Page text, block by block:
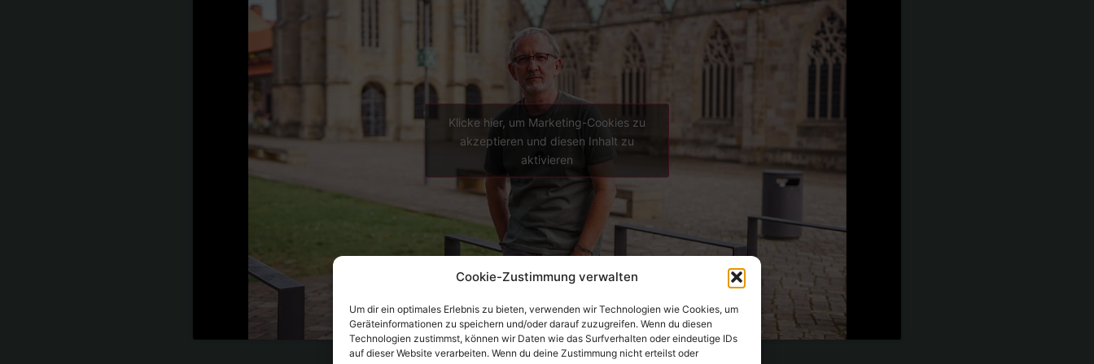
Cookie-Zustimmung verwalten
Um dir ein optimales Erlebnis zu bieten, verwenden wir Technologien wie Cookies, um
Geräteinformationen zu speichern und/oder darauf zuzugreifen. Wenn du diesen
Technologien zustimmst, können wir Daten wie das Surfverhalten oder eindeutige IDs
auf dieser Website verarbeiten. Wenn du deine Zustimmung nicht erteilst oder
Klicke hier, um Marketing-Cookies zu
akzeptieren und diesen Inhalt zu
aktivieren